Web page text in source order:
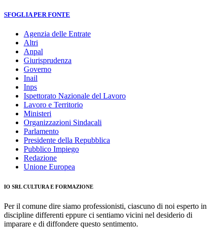
SFOGLIA PER FONTE
Agenzia delle Entrate
Altri
Anpal
Giurisprudenza
Governo
Inail
Inps
Ispettorato Nazionale del Lavoro
Lavoro e Territorio
Ministeri
Organizzazioni Sindacali
Parlamento
Presidente della Repubblica
Pubblico Impiego
Redazione
Unione Europea
IO SRL CULTURA E FORMAZIONE
Per il comune dire siamo professionisti, ciascuno di noi esperto in
discipline differenti eppure ci sentiamo vicini nel desiderio di
imparare e di diffondere questo sentimento.